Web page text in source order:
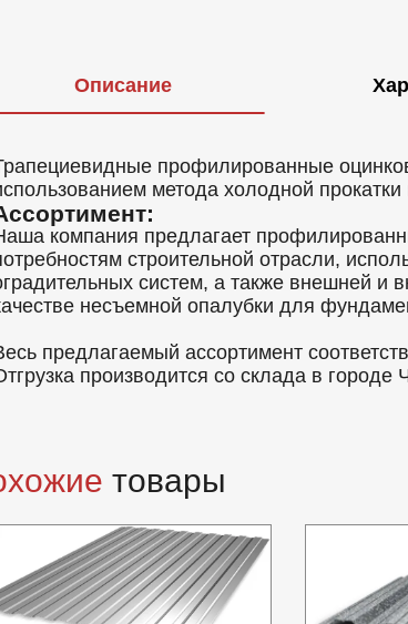
Описание
профилированные
метода холодной
компания предлагает
строительной отрасли,
систем, а также внешней и
несъемной опалубки для
предлагаемый ассортимент
производится со склада в городе
товары